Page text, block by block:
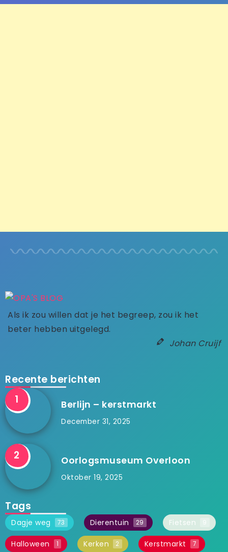
Als ik zou willen dat je het begreep, zou ik het
beter hebben uitgelegd.
Johan Cruijf
Recente berichten
Berlijn – kerstmarkt
December 31, 2025
Oorlogsmuseum Overloon
Oktober 19, 2025
Tags
Dagje weg 73 Dierentuin 29 Fietsen 9
Halloween 1 Kerken 2 Kerstmarkt 7